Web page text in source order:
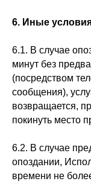
6. Иные
6.1. В случае
минут без
(посредством
сообщения),
возвращается,
покинуть место
6.2. В случае
опоздании,
времени не